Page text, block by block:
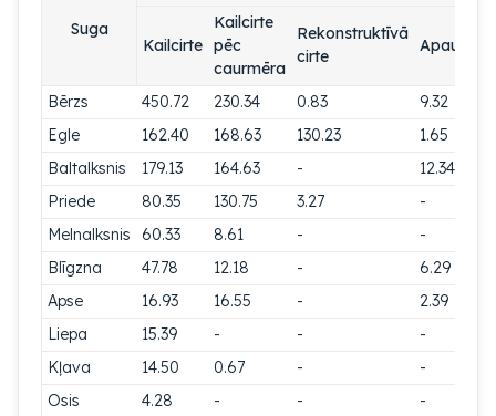
Suga
Kailcirte
Kailcirte
pēc
caurmēra
Rekonstruktīvā
cirte
Bērzs 450.72 230.34 0.83
9.32
Egle
162.40 168.63 130.23
1.65
Baltalksnis
179.13 164.63 -
12.34
Priede
80.35 130.75 3.27
-
Melnalksnis
60.33 8.61 -
-
Blīgzna
47.78 12.18 -
6.29
Apse
16.93 16.55 -
2.39
Liepa
15.39 - -
-
Kļava
14.50 0.67 -
-
Osis
4.28 - -
-